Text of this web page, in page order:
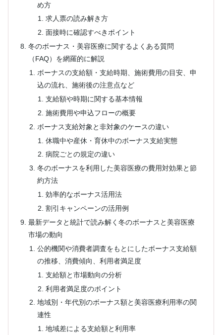
め方
求人票の読み解き方
面接時に確認すべきポイント
冬のボーナス・美容医療に関するよくある質問
（FAQ）を網羅的に解説
ボーナスの支給額・支給時期、施術費用の目安、申
込の流れ、施術後の注意点など
支給額や時期に関する基本情報
施術費用や申込フローの概要
ボーナス支給対象と非対象のケースの違い
休職中や産休・育休中のボーナス支給実態
病院ごとの規定の違い
冬のボーナスを利用した美容医療の費用対効果と節
約方法
効率的なボーナス活用法
割引キャンペーンの活用例
最新データと統計で読み解く冬のボーナスと美容医療
市場の動向
公的機関や消費者調査をもとにしたボーナス支給額
の推移、消費傾向、利用者満足度
支給額と市場動向の分析
利用者満足度のポイント
地域別・年代別のボーナス額と美容医療利用率の関
連性
地域差による支給額と利用率